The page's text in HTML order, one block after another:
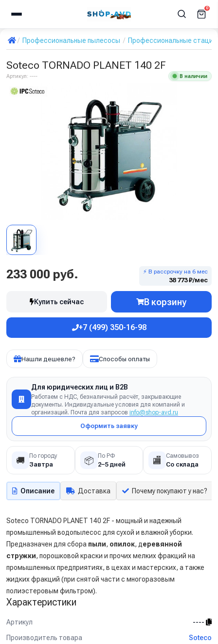
0
Профессиональные пылесосы Профессиональные
Soteco TORNADO PLANET 140 2F
Артикул: ---- В наличии
233 000 руб. ⚡ В рассрочку на 6 мес
38 773 ₽/мес
Купить сейчас В корзину
+7 (499) 350-16-98
Нашли дешевле? Способы оплаты
Для юридических лиц и B2B
Работаем с НДС, безналичный расчёт, закрывающие
документы. Индивидуальные условия для компаний и
организаций. Почта для запросов info@shop-avd.ru
Оформить заявку
🚚 По городу
Завтра 📦 По РФ
2–5 дней 🏬 Самовывоз
Со склада
Описание Доставка Почему покупают у нас?
Soteco TORNADO PLANET 140 2F - мощный и надежный
промышленный водопылесос для сухой и влажной уборки.
Предназначен для сбора пыли, опилок, деревянной
стружки, порошковой краски и прочих мелких фракций на
промышленных предприятиях, в цехах и мастерских, а также
жидких фракций (при снятой части с многоразовым
полиэстеровым фильтром).
Характеристики
Артикул
----
Производитель товара
Soteco